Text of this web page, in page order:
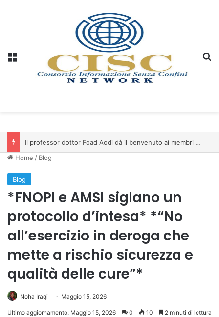
Il professor dottor Foad Aodi dà il benvenuto ai membri del Comitato per le Scienze delle Piramidi e le Scienze Archeologiche…
Home / Blog
Blog
*FNOPI e AMSI siglano un
protocollo d’intesa* *“No
all’esercizio in deroga che
mette a rischio sicurezza e
qualità delle cure”*
Noha Iraqi Maggio 15, 2026
Ultimo aggiornamento: Maggio 15, 2026 0 10 2 minuti di lettura